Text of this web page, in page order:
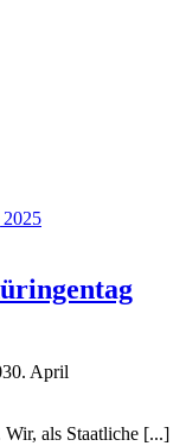
2025
30. April
als Staatliche [...]